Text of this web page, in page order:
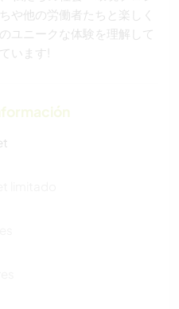
や他の労働者たちと楽しく
ユニークな体験を理解して
います!